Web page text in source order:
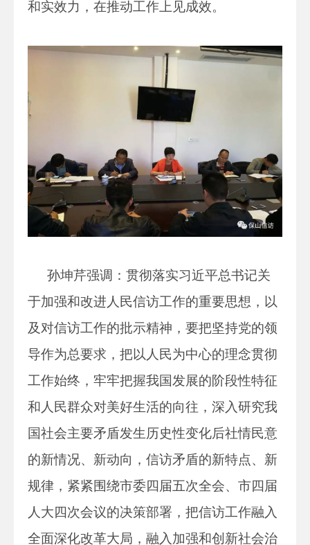
和实效力，在推动工作上见成效。
孙坤芹强调：贯彻落实习近平总书记关
于加强和改进人民信访工作的重要思想，以
及对信访工作的批示精神，要把坚持党的领
导作为总要求，把以人民为中心的理念贯彻
工作始终，牢牢把握我国发展的阶段性特征
和人民群众对美好生活的向往，深入研究我
国社会主要矛盾发生历史性变化后社情民意
的新情况、新动向，信访矛盾的新特点、新
规律，紧紧围绕市委四届五次全会、市四届
人大四次会议的决策部署，把信访工作融入
全面深化改革大局，融入加强和创新社会治